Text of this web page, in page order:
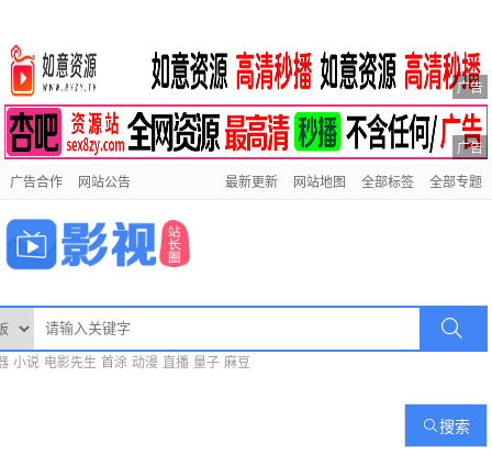
广告
广告
广告合作 网站公告 最新更新 网站地图 全部标签 全部专题
小说 电影先生 首涂 动漫 直播 量子 麻豆
搜索